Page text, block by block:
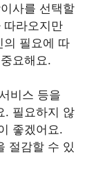
사를 선택할
따라오지만
의 필요에 따
요해요.
비스 등을
. 필요하지 않
좋겠어요.
절감할 수 있